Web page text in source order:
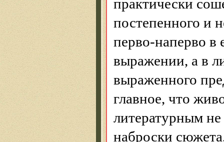
практически
постепенного и
перво-наперво в
выражении, а в
выраженного
главное, что
литературным
наброски